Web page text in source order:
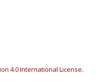
4.0 International License.